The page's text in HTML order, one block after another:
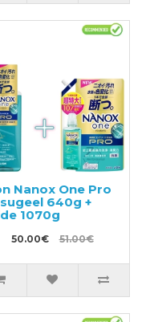
Nanox One Pro
640g +
1070g
50.00€ 51.00€